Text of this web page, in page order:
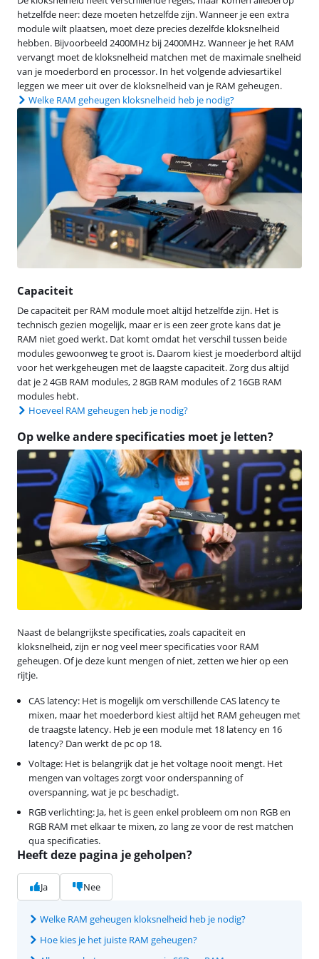
hetzelfde neer: deze moeten hetzelfde zijn. Wanneer je een extra
module wilt plaatsen, moet deze precies dezelfde kloksnelheid
hebben. Bijvoorbeeld 2400MHz bij 2400MHz. Wanneer je het RAM
vervangt moet de kloksnelheid matchen met de maximale snelheid
van je moederbord en processor. In het volgende adviesartikel
leggen we meer uit over de kloksnelheid van je RAM geheugen.
Welke RAM geheugen kloksnelheid heb je nodig?
Capaciteit
De capaciteit per RAM module moet altijd hetzelfde zijn. Het is
technisch gezien mogelijk, maar er is een zeer grote kans dat je
RAM niet goed werkt. Dat komt omdat het verschil tussen beide
modules gewoonweg te groot is. Daarom kiest je moederbord altijd
voor het werkgeheugen met de laagste capaciteit. Zorg dus altijd
dat je 2 4GB RAM modules, 2 8GB RAM modules of 2 16GB RAM
modules hebt.
Hoeveel RAM geheugen heb je nodig?
Op welke andere specificaties moet je letten?
Naast de belangrijkste specificaties, zoals capaciteit en
kloksnelheid, zijn er nog veel meer specificaties voor RAM
geheugen. Of je deze kunt mengen of niet, zetten we hier op een
rijtje.
CAS latency: Het is mogelijk om verschillende CAS latency te
mixen, maar het moederbord kiest altijd het RAM geheugen met
de traagste latency. Heb je een module met 18 latency en 16
latency? Dan werkt de pc op 18.
Voltage: Het is belangrijk dat je het voltage nooit mengt. Het
mengen van voltages zorgt voor onderspanning of
overspanning, wat je pc beschadigt.
RGB verlichting: Ja, het is geen enkel probleem om non RGB en
RGB RAM met elkaar te mixen, zo lang ze voor de rest matchen
qua specificaties.
Heeft deze pagina je geholpen?
Ja Nee
Welke RAM geheugen kloksnelheid heb je nodig?
Hoe kies je het juiste RAM geheugen?